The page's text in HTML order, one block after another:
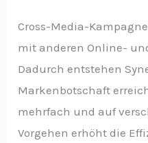
Cross-Media-
mit anderen Online-
Dadurch entstehen
Markenbotschaft
mehrfach und auf
Vorgehen erhöht die